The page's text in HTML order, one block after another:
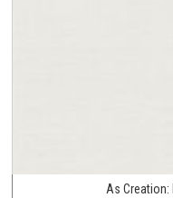
As Creation: